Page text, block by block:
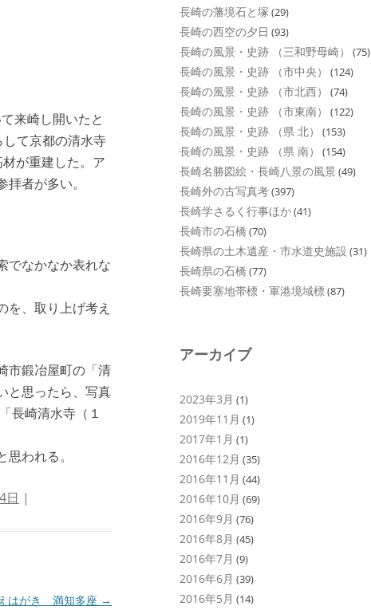
来崎し開いたと
て京都の清水寺
が重建した。ア
者が多い。
でなかなか表れな
を、取り上げ考え
市鍛冶屋町の「清
と思ったら、写真
長崎清水寺（１
われる。
日 |
はがき 満知多座 →
長崎の藩境石と塚 (29)
長崎の西空の夕日 (93)
長崎の風景・史跡 （三和野母崎） (75)
長崎の風景・史跡 （市中央） (124)
長崎の風景・史跡 （市北西） (74)
長崎の風景・史跡 （市東南） (122)
長崎の風景・史跡 （県 北） (153)
長崎の風景・史跡 （県 南） (154)
長崎名勝図絵・長崎八景の風景 (49)
長崎外の古写真考(397)
長崎学さるく行事ほか(41)
長崎市の石橋 (70)
長崎県の土木遺産・市水道史施設 (31)
長崎県の石橋 (77)
長崎要塞地帯標・軍港境域標(87)
アーカイブ
2023年3月 (1)
2019年11月 (1)
2017年1月 (1)
2016年12月 (35)
2016年11月 (44)
2016年10月 (69)
2016年9月 (76)
2016年8月 (45)
2016年7月 (9)
2016年6月 (39)
2016年5月 (14)